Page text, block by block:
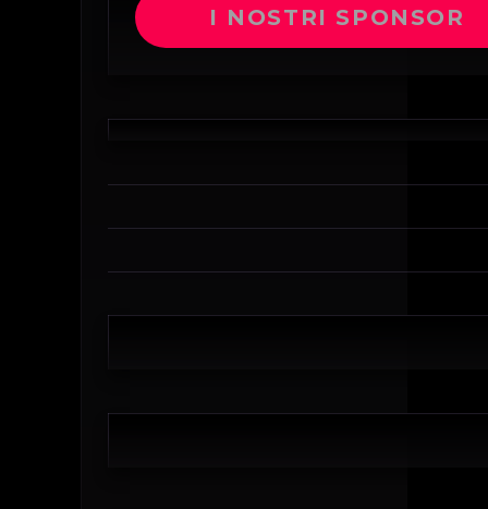
I NOSTRI SPONSOR